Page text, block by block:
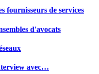
fournisseurs de services
d'avocats
avec…